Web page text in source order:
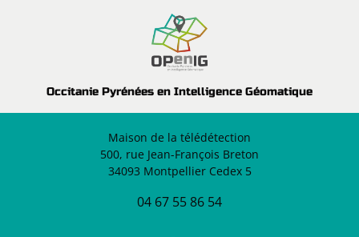
Occitanie Pyrénées en Intelligence Géomatique
Maison de la télédétection
500, rue Jean-François Breton
34093 Montpellier Cedex 5
04 67 55 86 54